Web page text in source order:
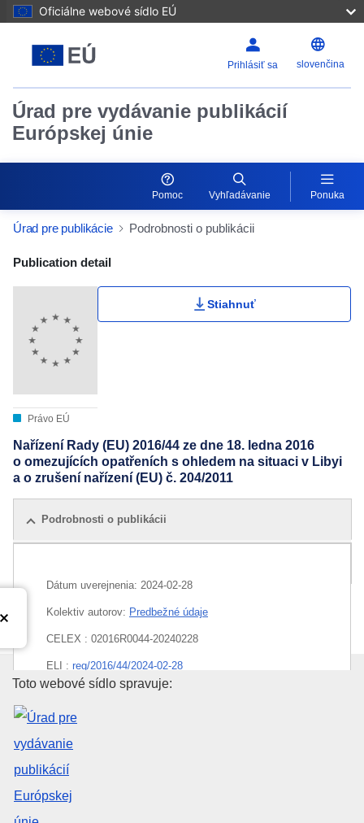
Oficiálne webové sídlo EÚ
Prihlásiť sa slovenčina
Úrad pre vydávanie publikácií
Európskej únie
Pomoc Vyhľadávanie Ponuka
Úrad pre publikácie Podrobnosti o publikácii
Publication Detail Actions Portlet
Publication detail
Právo EÚ
Stiahnuť
Nařízení Rady (EU) 2016/44 ze dne 18. ledna 2016
o omezujících opatřeních s ohledem na situaci v Libyi
a o zrušení nařízení (EU) č. 204/2011
Podrobnosti o publikácii
Dátum uverejnenia: 2024-02-28
Kolektiv autorov: Predbežné údaje
CELEX : 02016R0044-20240228
ELI : reg/2016/44/2024-02-28
EDITION : 6801af96-f42d-11ed-a05c-01aa75ed71a1
EDITION : ed779abe-9c3d-11ed-b508-01aa75ed71a1
Úrad pre vydávanie publikácií
Toto webové sídlo spravuje: